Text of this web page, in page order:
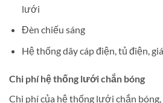
lưới
Đèn chiếu sáng
Hệ thống dây cáp điện, tủ điện,
Chi phí hệ thống lưới chắn bóng
Chi phí của hệ thống lưới chắn